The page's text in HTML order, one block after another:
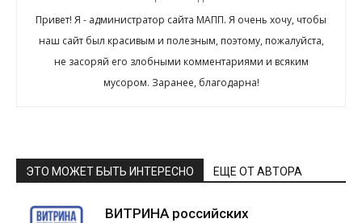
Привет! Я - администратор сайта МАПП. Я очень хочу, чтобы
наш сайт был красивым и полезным, поэтому, пожалуйста,
не засоряй его злобными комментариями и всяким
мусором. Заранее, благодарна!
ЭТО МОЖЕТ БЫТЬ ИНТЕРЕСНО ЕЩЕ ОТ АВТОРА
ВИТРИНА российских